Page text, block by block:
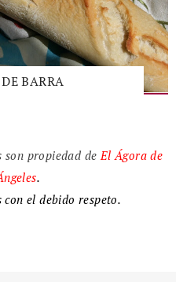
BARRA
son propiedad de ElÁgora de
.
con el debido respeto.